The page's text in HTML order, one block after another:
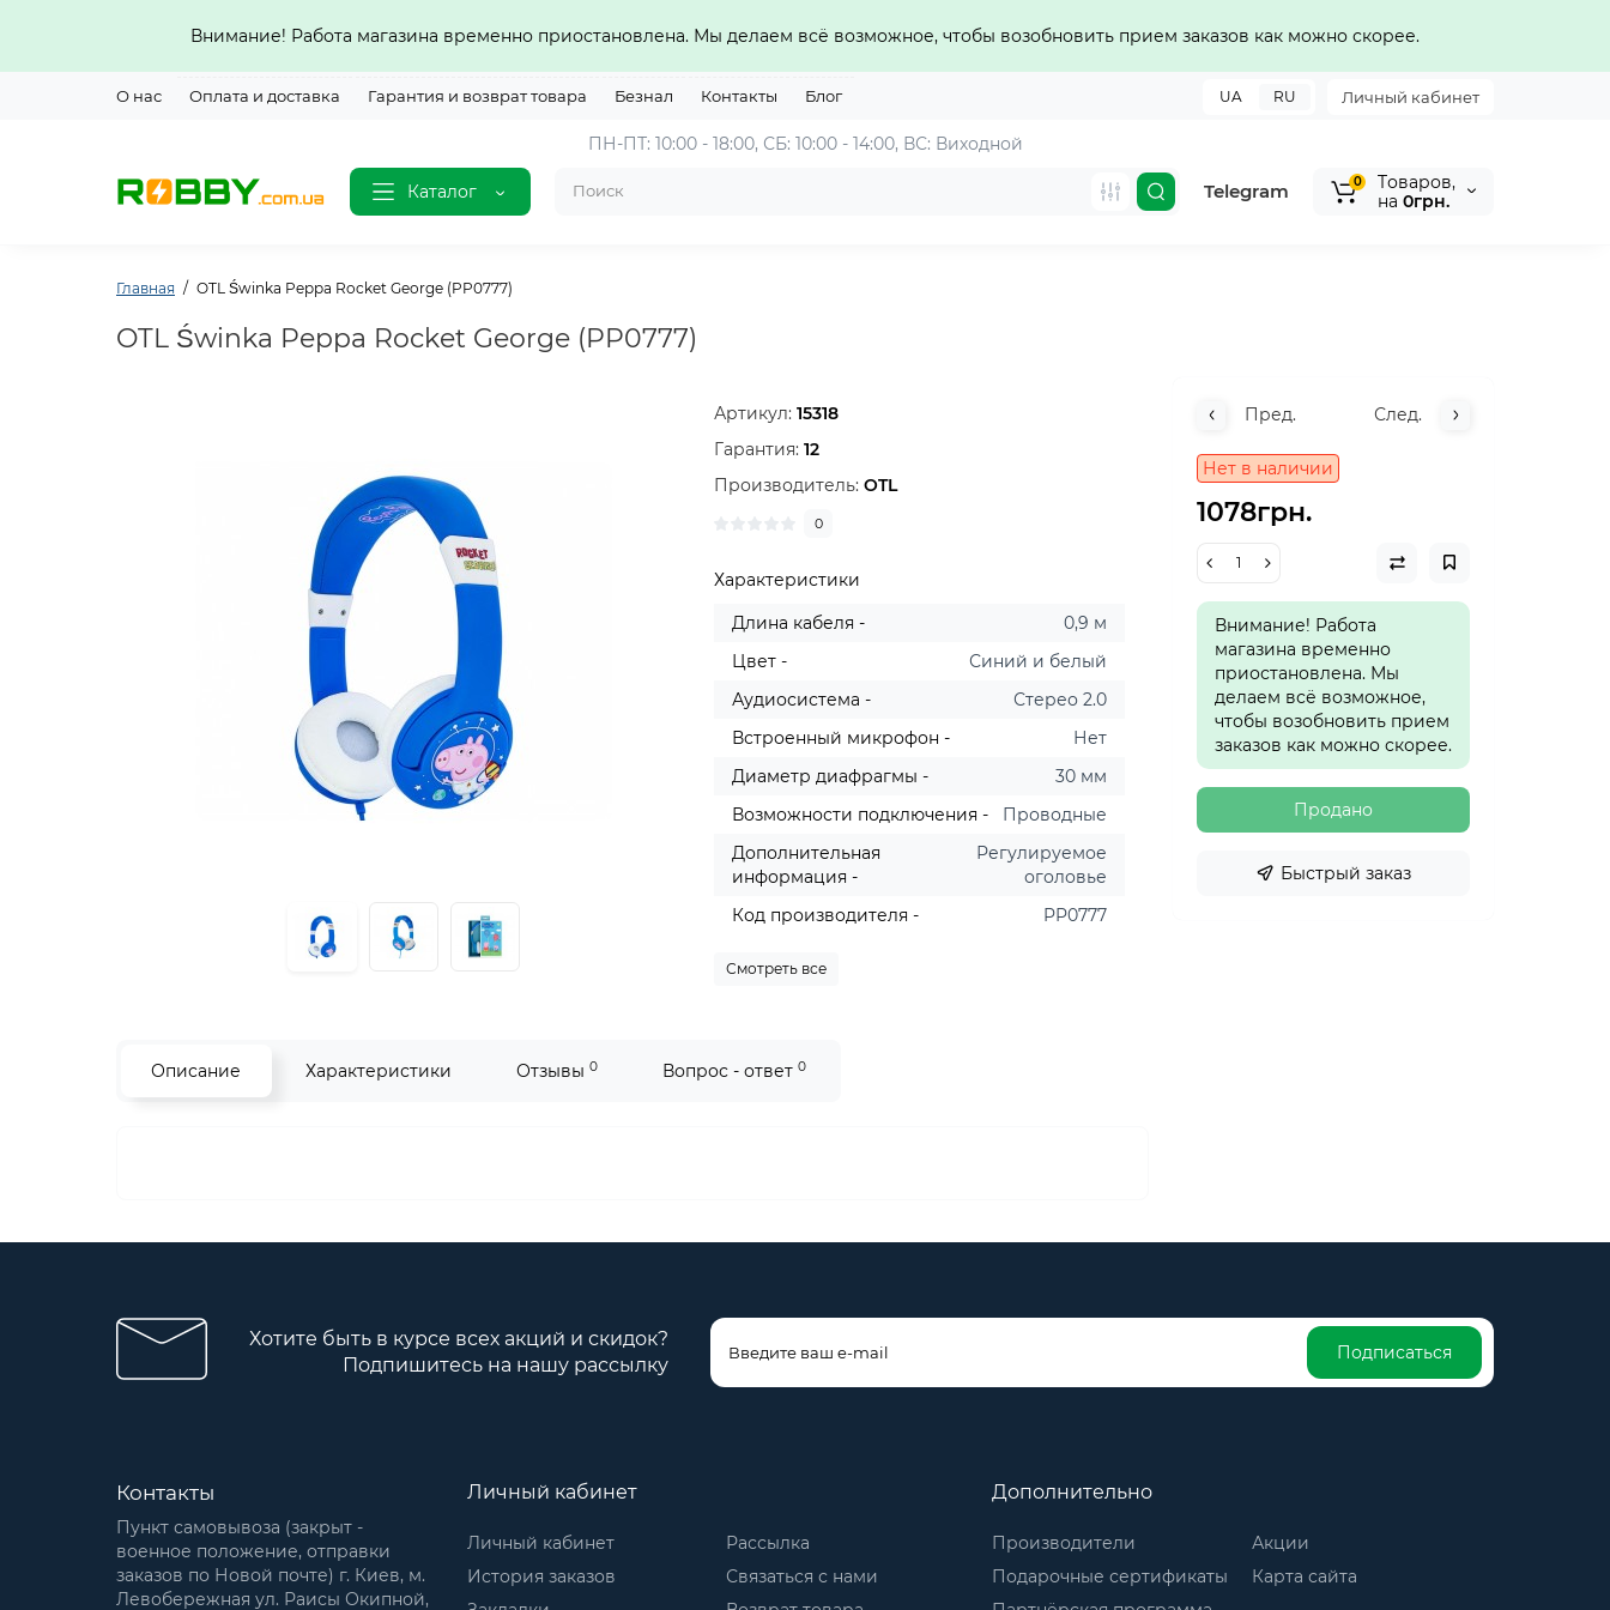
Внимание! Работа магазина временно приостановлена. Мы делаем всё возможное, чтобы возобновить прием заказов как можно скорее.
О нас Оплата и доставка Гарантия и возврат товара Безнал Контакты Блог Личный кабинет
UA RU
Каталог
ПН-ПТ: 10:00 - 18:00, СБ: 10:00 - 14:00, ВС: Виходной
Telegram 0
Tоваров,
на 0грн.
Главная OTL Świnka Peppa Rocket George (PP0777)
OTL Świnka Peppa Rocket George (PP0777)
Артикул: 15318
Гарантия: 12
Производитель:OTL
0
Характеристики
Длина кабеля -
0,9 м
Цвет -
Синий и белый
Аудиосистема -
Стерео 2.0
Встроенный микрофон -
Нет
Диаметр диафрагмы -
30 мм
Возможности подключения -
Проводные
Дополнительная
информация -
Регулируемое
оголовье
Код производителя -
PP0777
Смотреть все
Пред. След.
Нет в наличии
1078грн.
Внимание! Работа
магазина временно
приостановлена. Мы
делаем всё возможное,
чтобы возобновить прием
заказов как можно скорее.
Продано
Быстрый заказ
Описание Характеристики Отзывы 0 Вопрос - ответ 0
Хотите быть в курсе всех акций и скидок?
Подпишитесь на нашу рассылку
Подписаться
Контакты
Пункт самовывоза (закрыт -
военное положение, отправки
заказов по Новой почте) г. Киев, м.
Левобережная ул. Раисы Окипной,
Личный кабинет
Личный кабинет
История заказов
Рассылка
Связаться с нами
Дополнительно
Производители
Подарочные сертификаты
Акции
Карта сайта